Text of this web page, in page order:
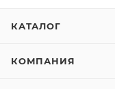
КАТАЛОГ
КОМПАНИЯ